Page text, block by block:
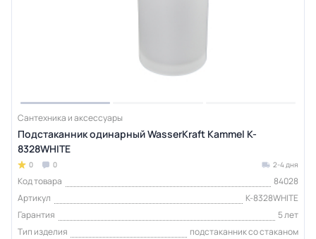
Сантехника и аксессуары
Подстаканник одинарный WasserKraft Kammel K-
8328WHITE
0 0 2-4 дня
Код товара
84028
Артикул
K-8328WHITE
Гарантия
5 лет
Тип изделия
подстаканник со стаканом